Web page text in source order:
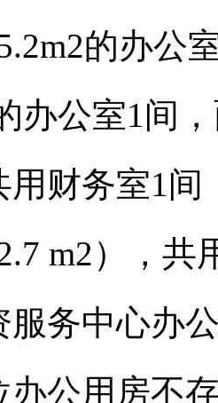
2的办公
办公室1间
财务室1间
m2），共
服务中心办
办公用房不